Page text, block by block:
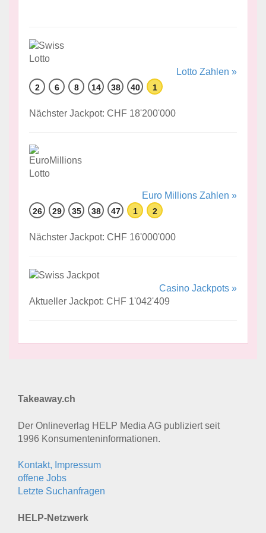
Lotto Zahlen »
2 6 8 14 38 40 1
Nächster Jackpot: CHF 18'200'000
Euro Millions Zahlen »
26 29 35 38 47 1 2
Nächster Jackpot: CHF 16'000'000
Casino Jackpots »
Aktueller Jackpot: CHF 1'042'409
Takeaway.ch
Der Onlineverlag HELP Media AG publiziert seit
1996 Konsumenten­informationen.
Kontakt, Impressum
offene Jobs
Letzte Suchanfragen
HELP-Netzwerk